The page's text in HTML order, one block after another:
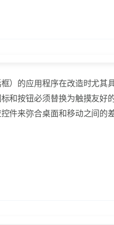
）的应用程序在改造时尤其
和按钮必须替换为触摸友好
件来弥合桌面和移动之间的